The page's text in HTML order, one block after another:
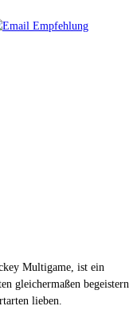
Multigame, ist ein
gleichermaßen begeistern
lieben.